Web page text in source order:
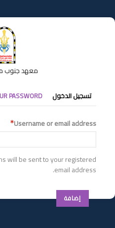
إلى
المحتوى
معهد جنوب
التبويبات
الأساسية
تسجيل الدخول PASSWORD
Username or email address
will be sent to your registered
email address.